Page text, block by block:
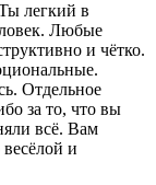
легкий в
Любые
и чётко.
Отдельное
за то, что вы
всё. Вам
и